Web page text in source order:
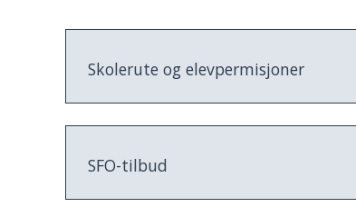
Skolerute og elevpermisjoner
SFO-tilbud